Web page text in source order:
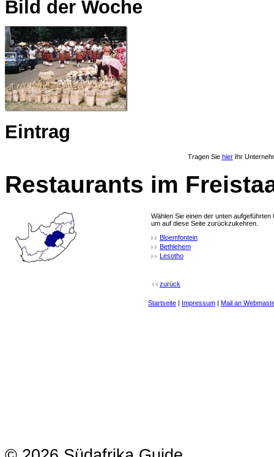
Bild der Woche
Eintrag
Tragen Sie hierIhr
Restaurants im
Wählen Sie einen der unten
um auf diese Seite zurückzukehren.
Bloemfontein
Bethlehem
Lesotho
zurück
Startseite Impressum Mail an